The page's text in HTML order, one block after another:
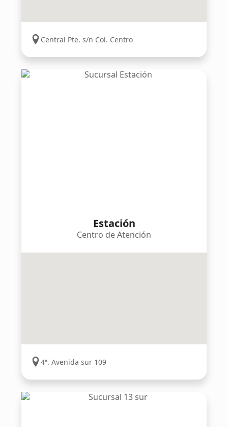
Central Pte. s/n Col. Centro
Estación
Centro de Atención
4ª. Avenida sur 109